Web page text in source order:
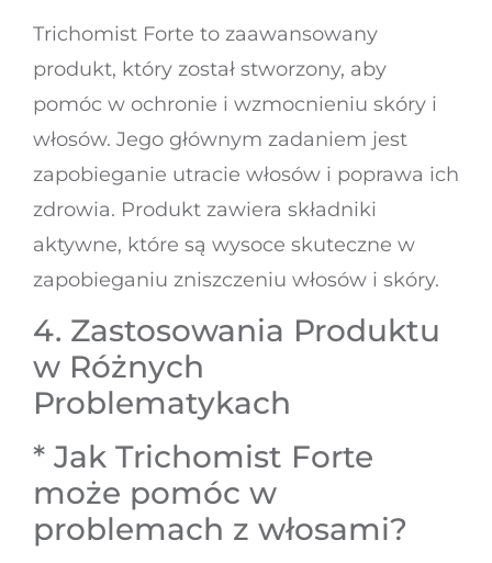
Trichomist Forte to zaawansowany
produkt, który został stworzony, aby
pomóc w ochronie i wzmocnieniu skóry i
włosów. Jego głównym zadaniem jest
zapobieganie utracie włosów i poprawa ich
zdrowia. Produkt zawiera składniki
aktywne, które są wysoce skuteczne w
zapobieganiu zniszczeniu włosów i skóry.
4. Zastosowania Produktu
w Różnych
Problematykach
* Jak Trichomist Forte
może pomóc w
problemach z włosami?